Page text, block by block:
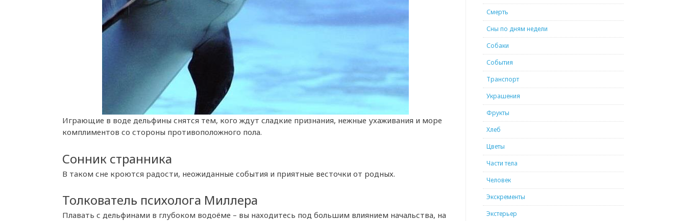
Играющие в воде дельфины снятся тем, кого ждут сладкие признания, нежные ухаживания и море
комплиментов со стороны противоположного пола.
Сонник странника
В таком сне кроются радости, неожиданные события и приятные весточки от родных.
Толкователь психолога Миллера
Плавать с дельфинами в глубоком водоёме – вы находитесь под большим влиянием начальства, на
Смерть
Сны по дням недели
Собаки
События
Транспорт
Украшения
Фрукты
Хлеб
Цветы
Части тела
Человек
Экскременты
Экстерьер